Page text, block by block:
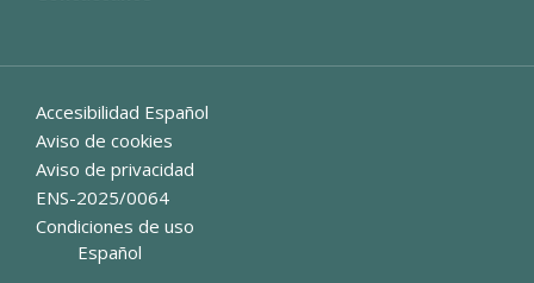
Accesibilidad Español
Aviso de cookies
Aviso de privacidad
ENS-2025/0064
Condiciones de uso
Español